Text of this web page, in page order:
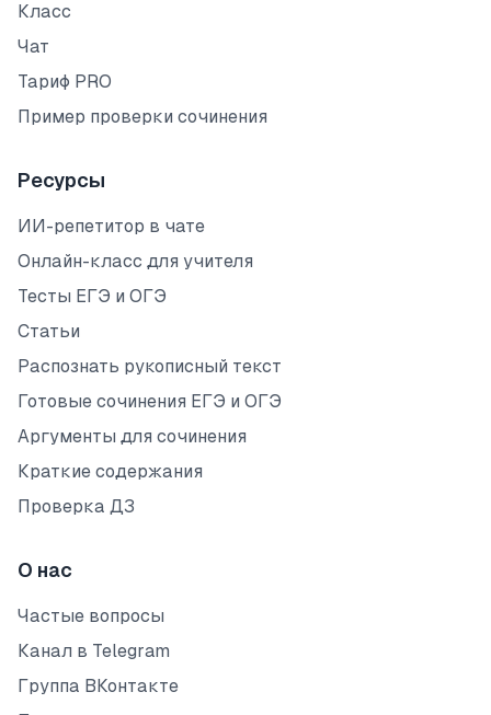
Класс
Чат
Тариф PRO
Пример проверки сочинения
Ресурсы
ИИ-репетитор в чате
Онлайн-класс для учителя
Тесты ЕГЭ и ОГЭ
Статьи
Распознать рукописный текст
Готовые сочинения ЕГЭ и ОГЭ
Аргументы для сочинения
Краткие содержания
Проверка ДЗ
О нас
Частые вопросы
Канал в Telegram
Группа ВКонтакте